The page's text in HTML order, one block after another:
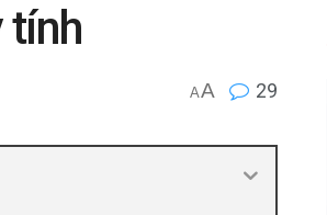
tính
AA 29